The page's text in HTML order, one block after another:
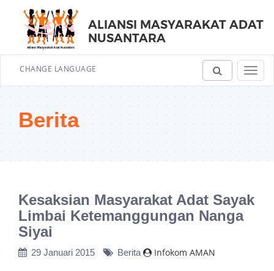
ALIANSI MASYARAKAT ADAT
NUSANTARA
CHANGE LANGUAGE
Berita
Kesaksian Masyarakat Adat Sayak
Limbai Ketemanggungan Nanga
Siyai
29 Januari 2015 Berita Infokom AMAN